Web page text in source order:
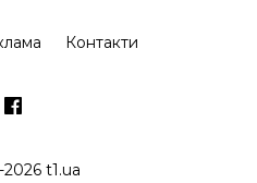
Контакти
t1.ua